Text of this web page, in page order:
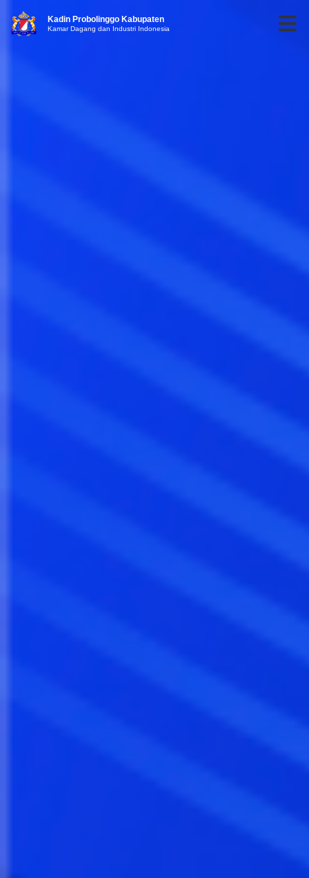
Kadin Probolinggo Kabupaten
Kamar Dagang dan Industri Indonesia